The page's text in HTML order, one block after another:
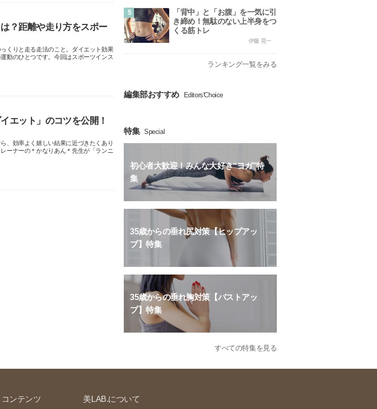
？距離や走り方をスポー
くりと走る走法のこと。ダイエット効果
動のひとつです。今回はスポーツインス
エット」のコツを公開！
、効率よく嬉しい結果に近づきたくあり
ーナーの＊かなりあん＊先生が「ランニ
5
「背中」と「お腹」を一気に引
き締め！無駄のない上半身をつ
くる筋トレ
伊藤 晃一
ランキング一覧をみる
編集部おすすめ Editors'Choice
特集 Special
初心者大歓迎！みんな大好き“ヨガ”特
集
35歳からの垂れ尻対策【ヒップアッ
プ】特集
35歳からの垂れ胸対策【バストアッ
プ】特集
すべての特集を見る
コンテンツ 美LAB.について